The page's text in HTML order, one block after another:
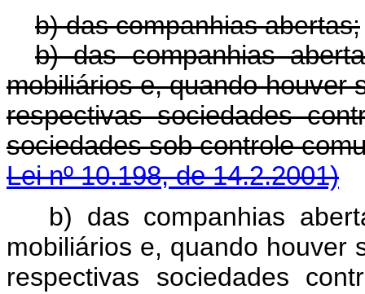
b) das companhias abertas;
b) das companhias
mobiliários e, quando houver
respectivas sociedades
sociedades sob
Lei nº 10.198, de 14.2.2001)
b) das companhias
mobiliários e, quando houver
respectivas sociedades